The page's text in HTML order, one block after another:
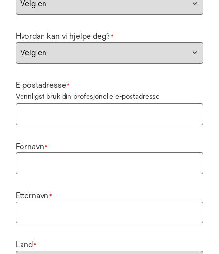
Hvordan kan vi hjelpe deg? *
E-postadresse*
Vennligst bruk din profesjonelle e-postadresse
Fornavn *
Etternavn *
Land*